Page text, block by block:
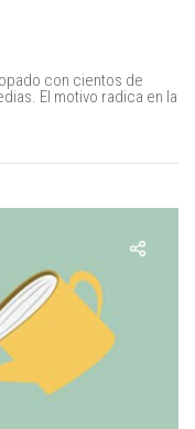
con cientos de
El motivo radica en la